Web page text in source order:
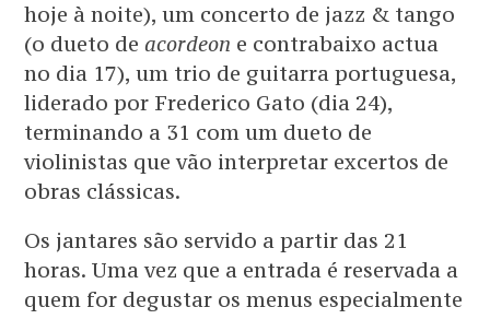
hoje à noite), um concerto de jazz & tango
(o dueto deacordeon e contrabaixo actua
no dia 17), um trio de guitarra portuguesa,
liderado por Frederico Gato (dia 24),
terminando a 31 com um dueto de
violinistas que vão interpretar excertos de
obras clássicas.
Os jantares são servido a partir das 21
horas. Uma vez que a entrada é reservada a
quem for degustar os menus especialmente